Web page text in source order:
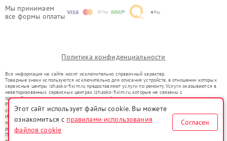
Мы принимаем
все формы оплаты
Политика конфиденциальности
Вся информация на сайте носит исключительно справочный характер.
Товарные знаки используются исключительно для описания устройств, в отношении которых
сервисные центры izh.asko-fixim.ru предоставляют услуги по ремонту. Услуги оказываются в
неавторизованных сервисных центрах izh.asko-fixim.ru, которые не связаны с
правообладателями товарных знаков или их официальными представителями.
Ремонт осуществляется для устройств, уже введенных в гражданский оборот в соответствии
со статьей 1487 ГК РФ.
Использование товарных знаков не преследует цели индивидуализации услуг или введения
потребителей в заблуждение, а служит для информирования о предоставляемых услугах по
ремонту техники указанных брендов.
Представленная на сайте информация не является публичной офертой, определяемой
Этот сайт использует файлы cookie. Вы можете
ознакомиться с правилами использования
файлов cookie
Согласен